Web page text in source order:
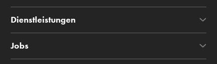
Dienstleistungen
Jobs